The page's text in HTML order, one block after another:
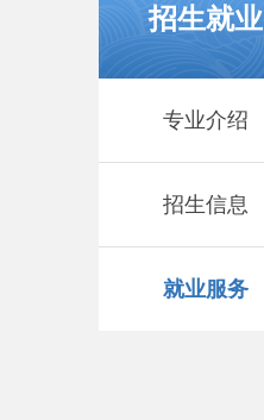
招生就业
专业介绍
招生信息
就业服务